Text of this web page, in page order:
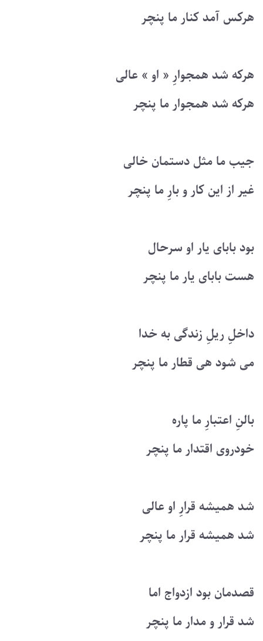
هرکس آمد کنار ما پنچر
هرکه شد همجوارِ « او » عالی
هرکه شد همجوار ما پنچر
جیب ما مثل دستمان خالی
غیر از این کار و بارِ ما پنچر
بود بابای یار او سرحال
هست بابای یار ما پنچر
داخلِ ریلِ زندگی به خدا
می شود هی قطار ما پنچر
بالنِ اعتبارِ ما پاره
خودروی اقتدار ما پنچر
شد همیشه قرارِ او عالی
شد همیشه قرار ما پنچر
قصدمان بود ازدواج اما
شد قرار و مدار ما پنچر